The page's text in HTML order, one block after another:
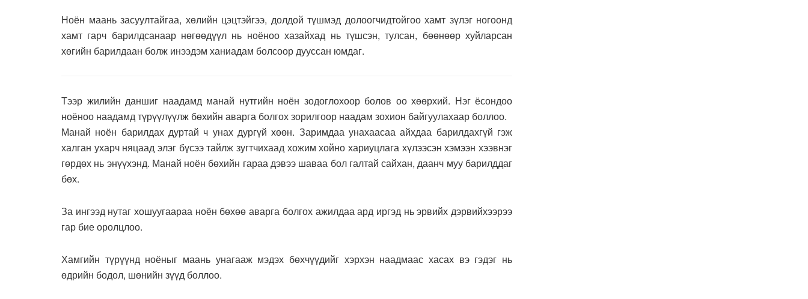
Ноён маань засуултайгаа, хөлийн цэцтэйгээ, долдой түшмэд долоогчидтойгоо хамт зүлэг ногоонд
хамт гарч барилдсанаар нөгөөдүүл нь ноёноо хазайхад нь түшсэн, тулсан, бөөнөөр хуйларсан
хөгийн барилдаан болж инээдэм ханиадам болсоор дууссан юмдаг.
Тээр жилийн даншиг наадамд манай нутгийн ноён зодоглохоор болов оо хөөрхий. Нэг ёсондоо
ноёноо наадамд түрүүлүүлж бөхийн аварга болгох зорилгоор наадам зохион байгуулахаар боллоо.
Манай ноён барилдах дуртай ч унах дургүй хөөн. Заримдаа унахаасаа айхдаа барилдахгүй гэж
халган ухарч няцаад элэг бүсээ тайлж зугтчихаад хожим хойно хариуцлага хүлээсэн хэмээн хээвнэг
гөрдөх нь энүүхэнд. Манай ноён бөхийн гараа дэвээ шаваа бол галтай сайхан, даанч муу барилддаг
бөх.
За ингээд нутаг хошуугаараа ноён бөхөө аварга болгох ажилдаа ард иргэд нь эрвийх дэрвийхээрээ
гар бие оролцлоо.
Хамгийн түрүүнд ноёныг маань унагааж мэдэх бөхчүүдийг хэрхэн наадмаас хасах вэ гэдэг нь
өдрийн бодол, шөнийн зүүд боллоо.